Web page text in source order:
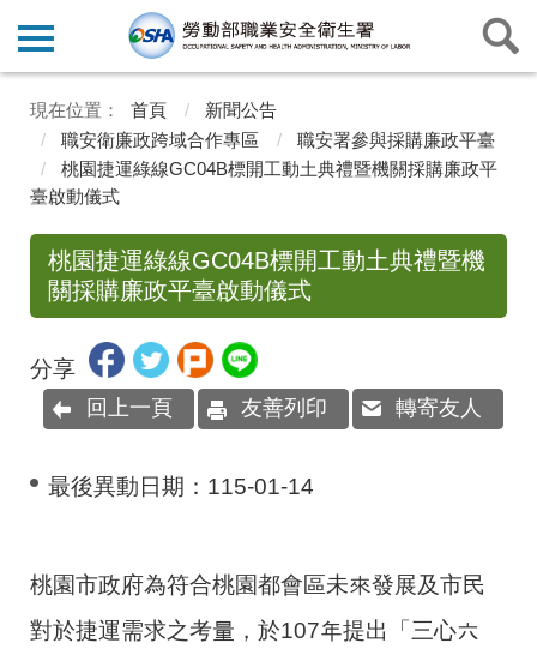
首頁
新聞公告
職安衛廉政跨域合作專區
職安署參與採購廉政平臺
桃園捷運綠線GC04B標開工動土典禮暨機關採購廉政平
臺啟動儀式
桃園捷運綠線GC04B標開工動土典禮暨機
關採購廉政平臺啟動儀式
分享
回上一頁 友善列印 轉寄友人
最後異動日期： 115-01-14
桃園市政府為符合桃園都會區未來發展及市民
對於捷運需求之考量，於107年提出「三心六